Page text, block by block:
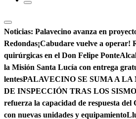
Noticias: Palavecino avanza en
Redondas¡Cabudare vuelve a operar!
quirúrgicas en el Don Felipe Ponte
la Misión Santa Lucía con entrega
lentesPALAVECINO SE SUMA A
DE INSPECCIÓN TRAS LOS
refuerza la capacidad de respuesta del
con nuevas unidades y equipamiento